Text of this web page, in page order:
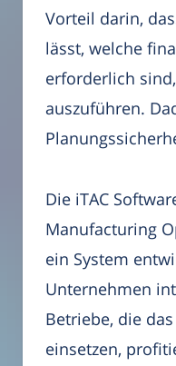
Vorteil darin,
lässt, welche
erforderlich
auszuführen.
Die iTAC
Manufacturing
ein System
Unternehmen
Betriebe, die
einsetzen,